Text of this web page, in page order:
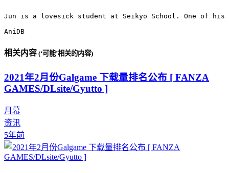
Jun is a lovesick student at Seikyo School. One of
AniDB
相关内容 (‘可能’相关的内容)
2021年2月份Galgame 下载量排名公布 [ FANZA
GAMES/DLsite/Gyutto ]
月幕
资讯
5年前